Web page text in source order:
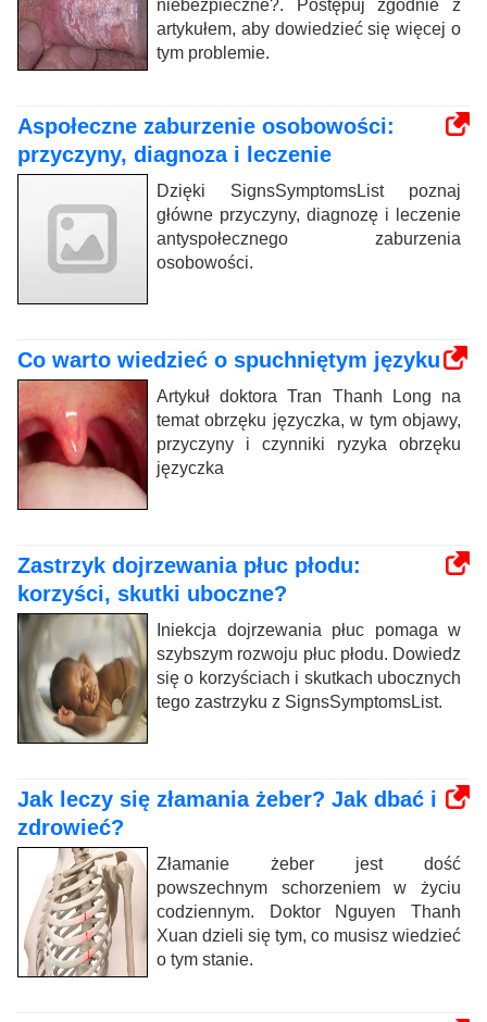
niebezpieczne?. Postępuj zgodnie z
artykułem, aby dowiedzieć się więcej o
tym problemie.
Aspołeczne zaburzenie osobowości:
przyczyny, diagnoza i leczenie
Dzięki SignsSymptomsList poznaj
główne przyczyny, diagnozę i leczenie
antyspołecznego zaburzenia
osobowości.
Co warto wiedzieć o spuchniętym języku
Artykuł doktora Tran Thanh Long na
temat obrzęku języczka, w tym objawy,
przyczyny i czynniki ryzyka obrzęku
języczka
Zastrzyk dojrzewania płuc płodu:
korzyści, skutki uboczne?
Iniekcja dojrzewania płuc pomaga w
szybszym rozwoju płuc płodu. Dowiedz
się o korzyściach i skutkach ubocznych
tego zastrzyku z SignsSymptomsList.
Jak leczy się złamania żeber? Jak dbać i
zdrowieć?
Złamanie żeber jest dość
powszechnym schorzeniem w życiu
codziennym. Doktor Nguyen Thanh
Xuan dzieli się tym, co musisz wiedzieć
o tym stanie.